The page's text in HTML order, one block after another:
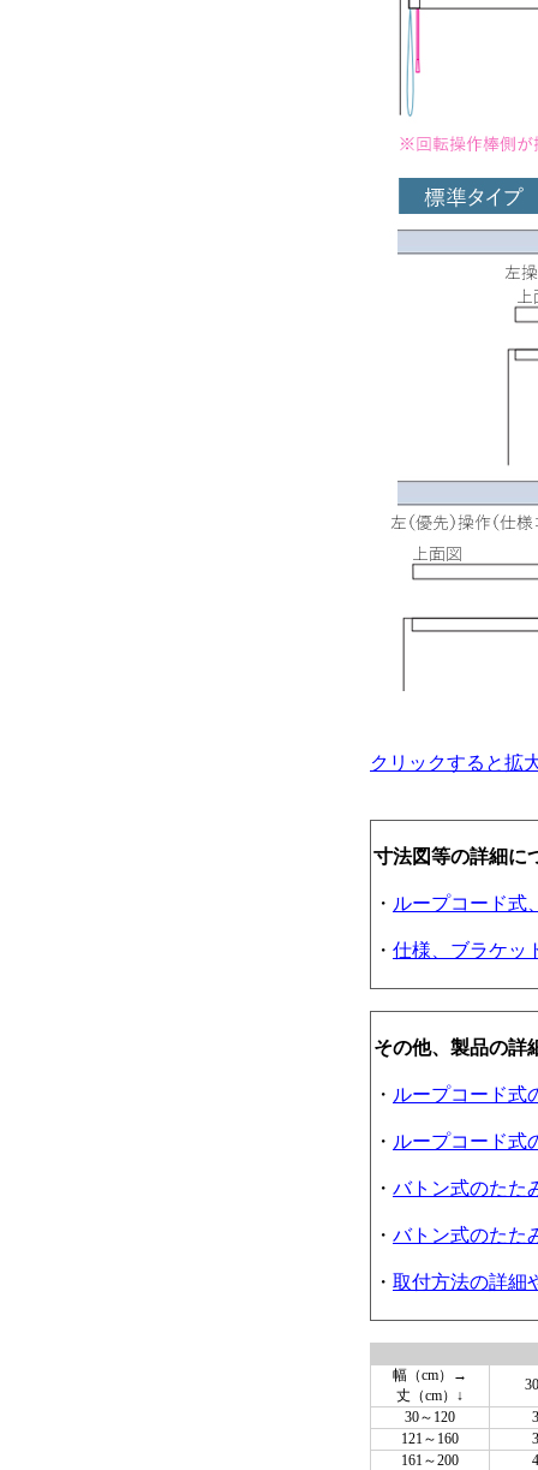
クリックすると拡
寸法図等の詳細に
・ ループコード式
・ 仕様、ブラケッ
その他、製品の詳
・ ループコード式
・ ループコード式
・ バトン式のたた
・ バトン式のたた
・ 取付方法の詳細
幅（cm）→
丈（cm）↓
30～120
121～160
161～200